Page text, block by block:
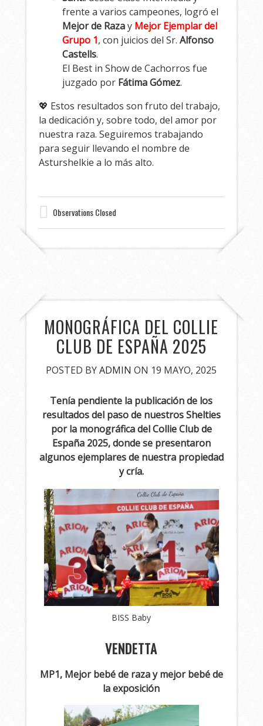
frente a varios campeones, logró el
Mejor de Razay Mejor Ejemplar del
Grupo 1, con juicios del Sr.Alfonso
Castells.
El Best in Show de Cachorros fue
juzgado por Fátima Gómez.
💖 Estos resultados son fruto del trabajo,
la dedicación y, sobre todo, del amor por
nuestra raza. Seguiremos trabajando
para seguir llevando el nombre de
Asturshelkie a lo más alto.
Observations Closed
MONOGRÁFICA DEL COLLIE
CLUB DE ESPAÑA 2025
POSTED BYADMIN ON 19 MAYO, 2025
Tenía pendiente la publicación de los
resultados del paso de nuestros Shelties
por la monográfica del Collie Club de
España 2025, donde se presentaron
algunos ejemplares de nuestra propiedad
y cría.
BISS Baby
VENDETTA
MP1, Mejor bebé de raza y mejor bebé de
la exposición